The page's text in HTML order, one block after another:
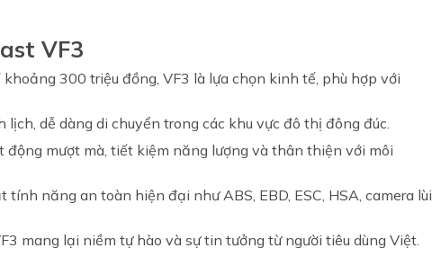
VF3
300 triệu đồng, VF3 là lựa chọn kinh tế, phù hợp với
lịch, dễ dàng di chuyển trong các khu vực đô thị đông đúc.
động mượt mà, tiết kiệm năng lượng và thân thiện với môi
năng an toàn hiện đại như ABS, EBD, ESC, HSA, camera lùi,
mang lại niềm tự hào và sự tin tưởng từ người tiêu dùng Việt.